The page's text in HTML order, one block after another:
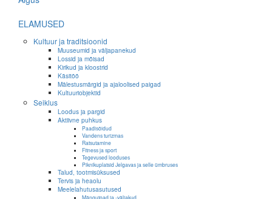
ELAMUSED
Kultuur ja traditsioonid
Muuseumid ja väljapanekud
Lossid ja mõisad
Kirikud ja kloostrid
Käsitöö
Mälestusmärgid ja ajaloolised paigad
Kultuuriobjektid
Seiklus
Loodus ja pargid
Aktiivne puhkus
Paadisõidud
Vandens turizmas
Ratsutamine
Fitness ja sport
Tegevused looduses
Piknikuplatsid Jelgavas ja selle ümbruses
Talud, tootmisüksused
Tervis ja heaolu
Meelelahutusasutused
Mängutoad ja -väljakud